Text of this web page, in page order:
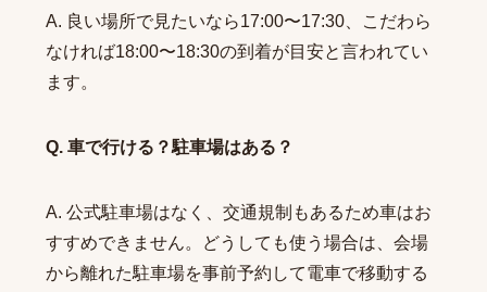
A. 良い場所で見たいなら17:00〜17:30、こだわら
なければ18:00〜18:30の到着が目安と言われてい
ます。
Q. 車で行ける？駐車場はある？
A. 公式駐車場はなく、交通規制もあるため車はお
すすめできません。どうしても使う場合は、会場
から離れた駐車場を事前予約して電車で移動する